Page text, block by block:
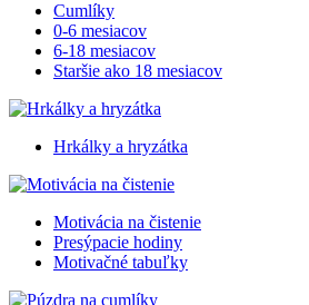
Cumlíky
0-6 mesiacov
6-18 mesiacov
Staršie ako 18 mesiacov
Hrkálky a hryzátka
Motivácia na čistenie
Presýpacie hodiny
Motivačné tabuľky